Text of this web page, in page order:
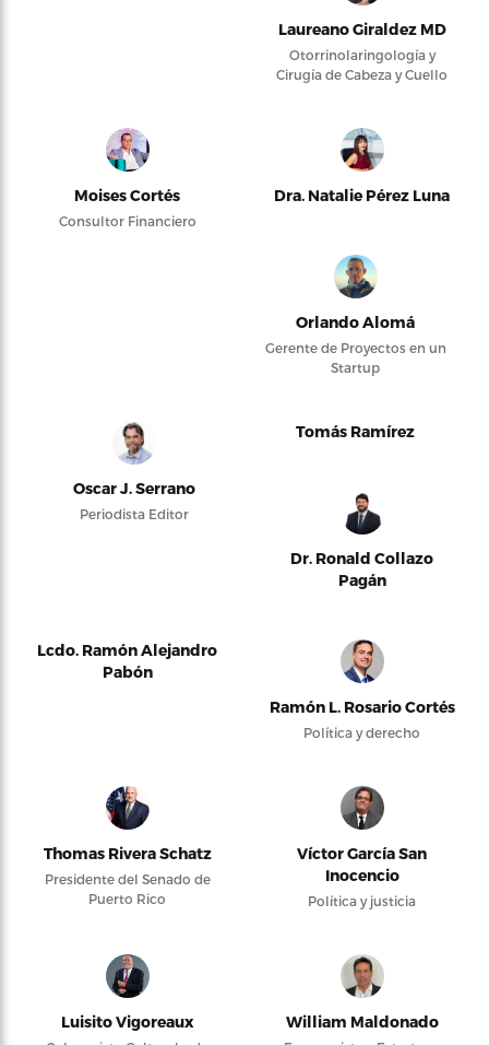
Laureano Giraldez MD
Otorrinolaringología y
Cirugía de Cabeza y Cuello
Moises Cortés
Consultor Financiero
Dra. Natalie Pérez Luna
Orlando Alomá
Gerente de Proyectos en un
Startup
Oscar J. Serrano
Periodista Editor
Tomás Ramírez
Dr. Ronald Collazo
Pagán
Lcdo. Ramón Alejandro
Pabón
Ramón L. Rosario Cortés
Política y derecho
Thomas Rivera Schatz
Presidente del Senado de
Puerto Rico
Víctor García San
Inocencio
Política y justicia
Luisito Vigoreaux William Maldonado